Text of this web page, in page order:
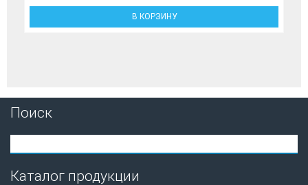
В КОРЗИНУ
Поиск
Каталог продукции